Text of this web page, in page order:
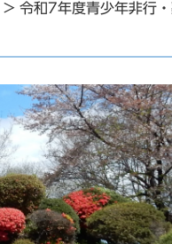
> 令和7年度青少年非行